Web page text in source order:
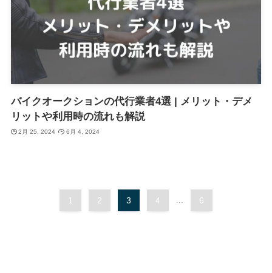
バイクオークションの代行業者4選 | メリット・デメ
リットや利用時の流れも解説
2月 25, 2024 6月 4, 2024
1 2 3 4 6